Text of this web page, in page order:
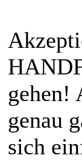
gehen!
genau
sich